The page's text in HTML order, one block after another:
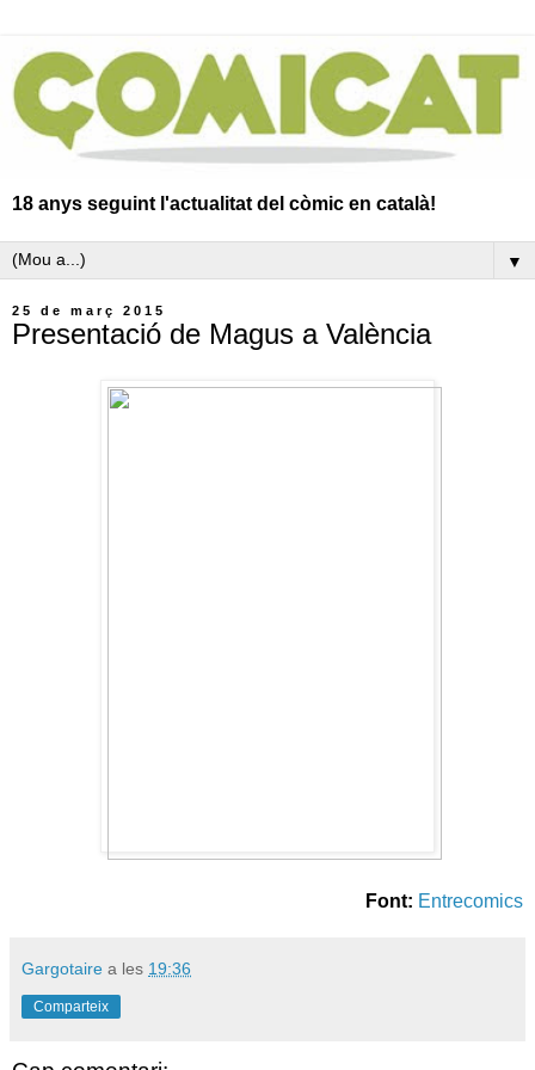
18 anys seguint l'actualitat del còmic en català!
▼
25 de març 2015
Presentació de Magus a València
Font: Entrecomics
Gargotaire a les 19:36
Comparteix